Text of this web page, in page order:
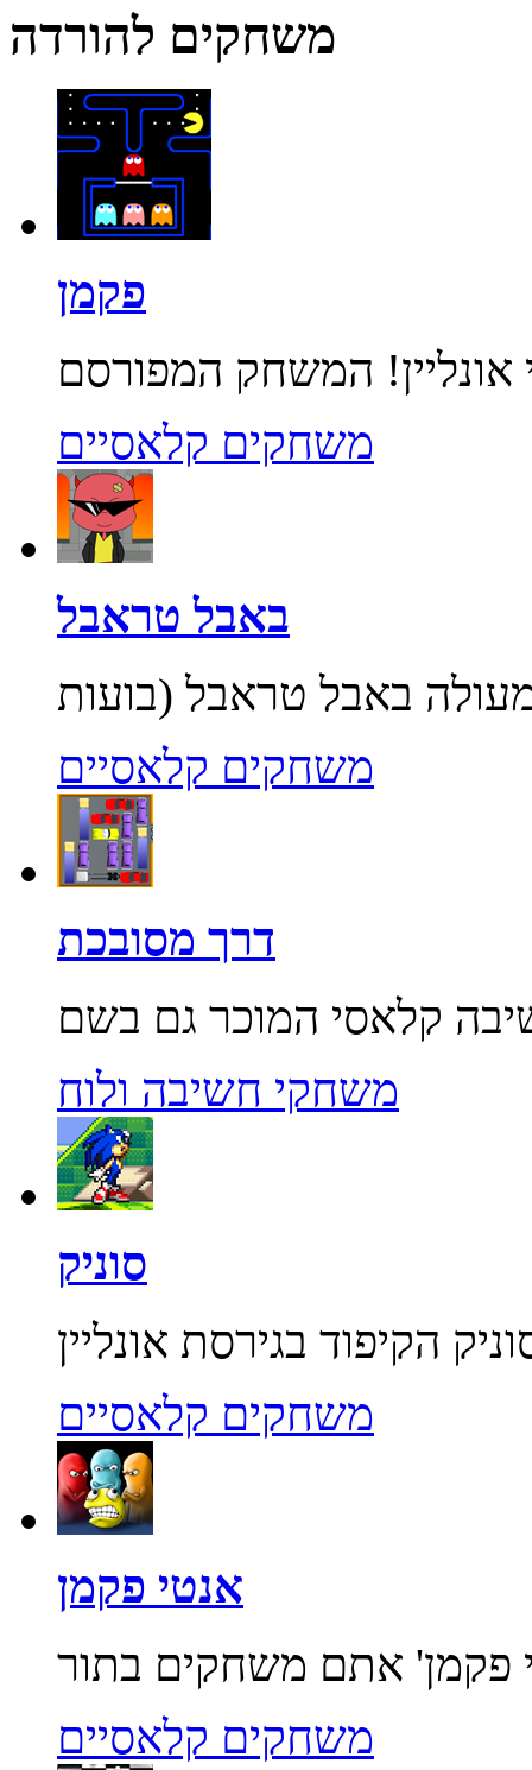
משחקים להורדה
פקמן
משחקים קלאסיים
באבל טראבל
משחקים קלאסיים
דרך מסובכת
משחקי חשיבה ולוח
סוניק
משחקים קלאסיים
אנטי פקמן
משחקים קלאסיים